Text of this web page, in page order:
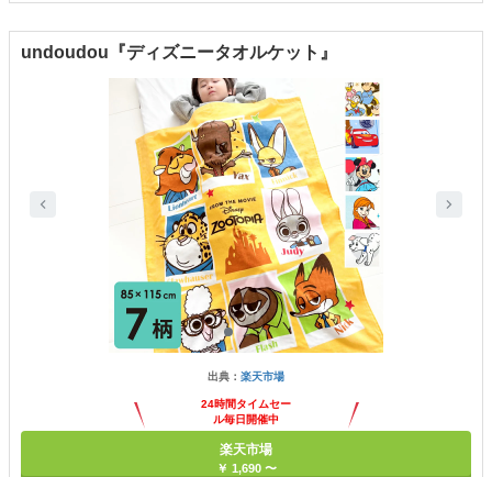
undoudou『ディズニータオルケット』
出典： 楽天市場
24時間タイムセー
ル毎日開催中
楽天市場
￥ 1,690 〜